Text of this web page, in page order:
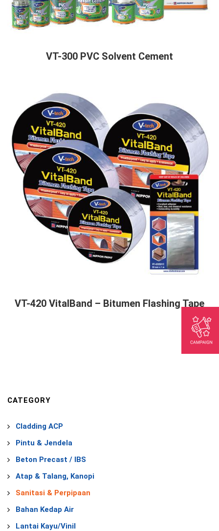
VT-300 PVC Solvent Cement
VT-420 VitalBand – Bitumen Flashing Tape
CATEGORY
Cladding ACP
Pintu & Jendela
Beton Precast / IBS
Atap & Talang, Kanopi
Sanitasi & Perpipaan
Bahan Kedap Air
Lantai Kayu/Vinil